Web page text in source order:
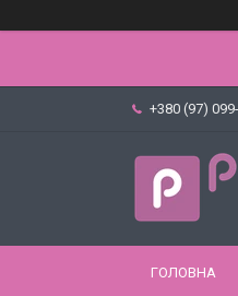
+380 (97)
ГОЛОВНА